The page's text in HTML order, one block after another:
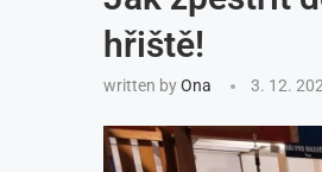
hřiště!
written byOna 3. 12.